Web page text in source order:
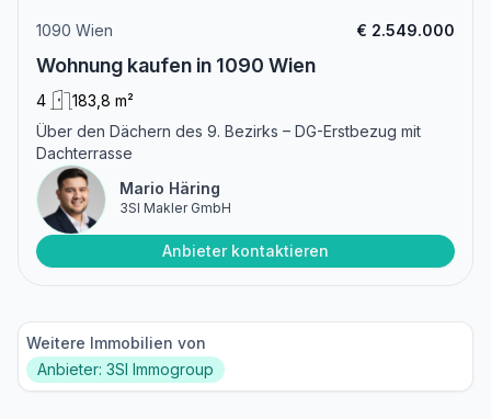
1090 Wien € 2.549.000
Wohnung kaufen in 1090 Wien
4
183,8 m²
Über den Dächern des 9. Bezirks – DG-Erstbezug mit
Dachterrasse
Mario Häring
3SI Makler GmbH
Anbieter kontaktieren
Weitere Immobilien von
Anbieter: 3SI Immogroup